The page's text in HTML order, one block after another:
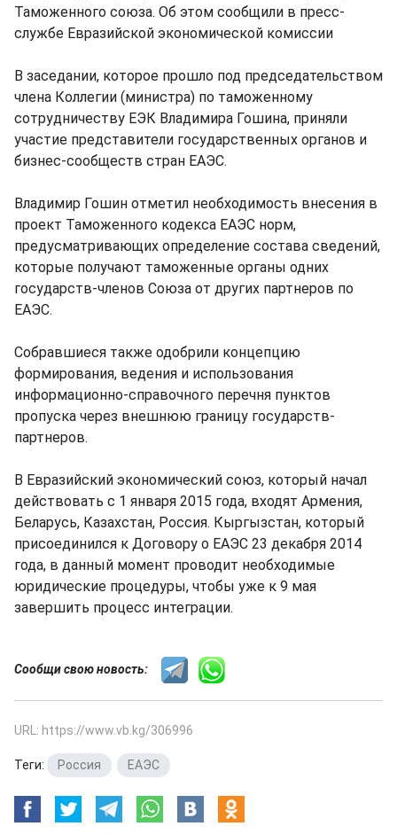
Таможенного союза. Об этом сообщили в пресс-
службе Евразийской экономической комиссии
В заседании, которое прошло под председательством
члена Коллегии (министра) по таможенному
сотрудничеству ЕЭК Владимира Гошина, приняли
участие представители государственных органов и
бизнес-сообществ стран ЕАЭС.
Владимир Гошин отметил необходимость внесения в
проект Таможенного кодекса ЕАЭС норм,
предусматривающих определение состава сведений,
которые получают таможенные органы одних
государств-членов Союза от других партнеров по
ЕАЭС.
Собравшиеся также одобрили концепцию
формирования, ведения и использования
информационно-справочного перечня пунктов
пропуска через внешнюю границу государств-
партнеров.
В Евразийский экономический союз, который начал
действовать с 1 января 2015 года, входят Армения,
Беларусь, Казахстан, Россия. Кыргызстан, который
присоединился к Договору о ЕАЭС 23 декабря 2014
года, в данный момент проводит необходимые
юридические процедуры, чтобы уже к 9 мая
завершить процесс интеграции.
Сообщи свою новость:
URL: https://www.vb.kg/306996
Теги: Россия ЕАЭС